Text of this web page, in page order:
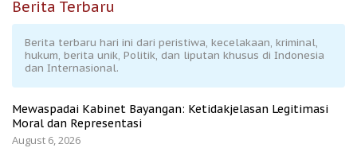
Berita Terbaru
Berita terbaru hari ini dari peristiwa, kecelakaan, kriminal,
hukum, berita unik, Politik, dan liputan khusus di Indonesia
dan Internasional.
Mewaspadai Kabinet Bayangan: Ketidakjelasan Legitimasi
Moral dan Representasi
August 6, 2026